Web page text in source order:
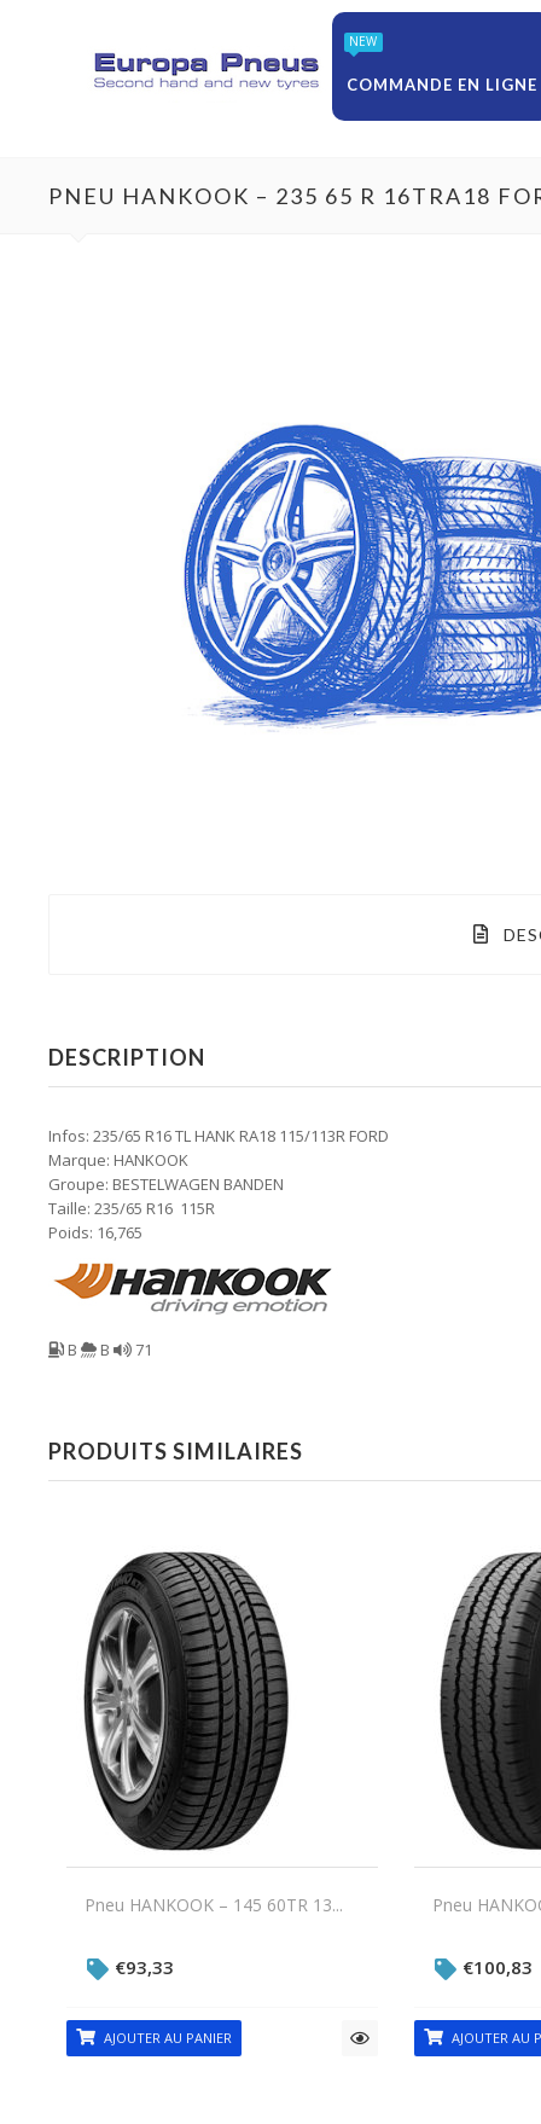
NEW
COMMANDE EN LIGNE
PNEU HANKOOK – 235 65 R 16TRA18
DESCRIPTION
Infos: 235/65 R16 TL HANK RA18 115/113R FORD
Marque: HANKOOK
Groupe: BESTELWAGEN BANDEN
Taille: 235/65 R16 115R
Poids: 16,765
B B 71
PRODUITS SIMILAIRES
Pneu HANKOOK – 145 60TR 13...
€93,33
AJOUTER AU PANIER
Pneu
€100,83
AJOUTER AU